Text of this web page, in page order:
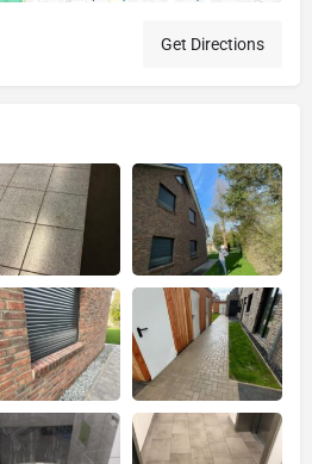
Get Directions